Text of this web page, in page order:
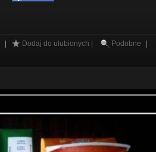
Dodaj do ulubionych | Podobne